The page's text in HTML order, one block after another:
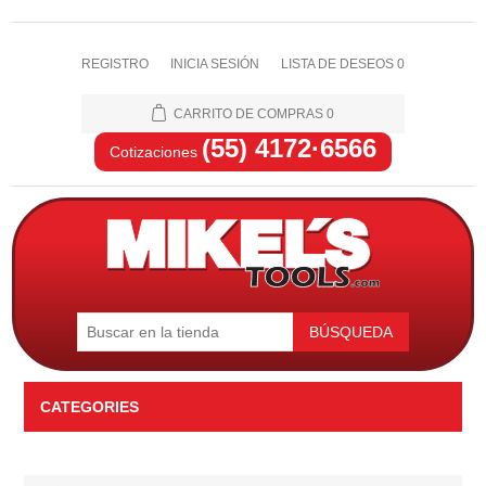
REGISTRO INICIA SESIÓN LISTA DE DESEOS 0
CARRITO DE COMPRAS 0
Cotizaciones (55) 4172·6566
BÚSQUEDA
CATEGORIES